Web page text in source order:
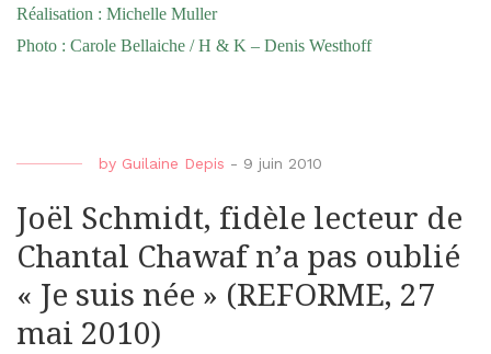
Réalisation : Michelle Muller
Photo : Carole Bellaiche / H & K – Denis Westhoff
by Guilaine Depis - 9 juin 2010
Joël Schmidt, fidèle lecteur de
Chantal Chawaf n’a pas oublié
« Je suis née » (REFORME, 27
mai 2010)